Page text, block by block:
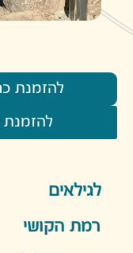
להזמנת
להזמנת
לגילאים
רמת הקושי